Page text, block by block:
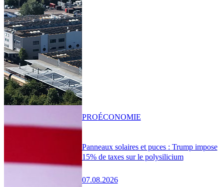
Panneaux solaires et puces : Trump impose
15% de taxes sur le polysilicium
07.08.2026
PROÉCONOMIE